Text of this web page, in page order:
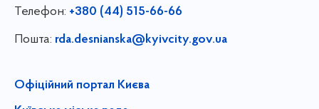
Телефон: +380 (44) 515-66-66
Пошта: rda.desnianska@kyivcity.gov.ua
Офіційний портал Києва